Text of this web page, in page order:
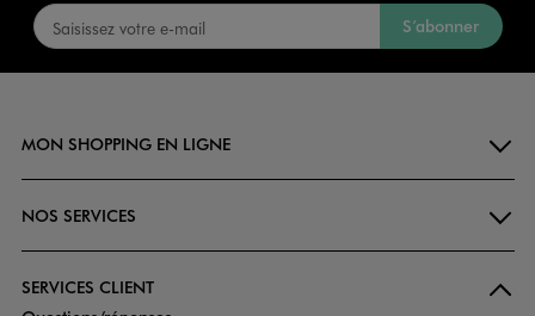
S’abonner
MON SHOPPING EN LIGNE
NOS SERVICES
SERVICES CLIENT